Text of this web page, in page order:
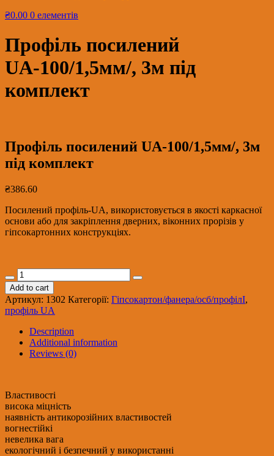
₴0.00 0 елементів
Профіль посилений
UА-100/1,5мм/, 3м під
комплект
Профіль посилений UА-100/1,5мм/, 3м
під комплект
₴386.60
Посилений профіль-UA, використовується в якості каркасної
основи або для закріплення дверних, віконних прорізів у
гіпсокартонних конструкціях.
Профіль
посилений
UА-100/1,5мм/,
3м
під
комплект
quantity
Add to cart
Артикул: 1302 Категорії: Гіпсокартон/фанера/осб/профілІ,
профіль UА
Description
Additional information
Reviews (0)
Властивості
висока міцність
наявність антикорозійних властивостей
вогнестійкі
невелика вага
екологічний і безпечний у використанні